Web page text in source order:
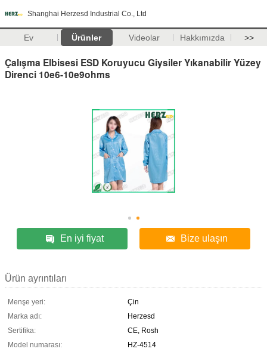
Shanghai Herzesd Industrial Co., Ltd
Ev Ürünler Videolar Hakkımızda >>
Çalışma Elbisesi ESD Koruyucu Giysiler Yıkanabilir Yüzey
Direnci 10e6-10e9ohms
En iyi fiyat Bize ulaşın
Ürün ayrıntıları
Menşe yeri:
Çin
Marka adı:
Herzesd
Sertifika:
CE, Rosh
Model numarası:
HZ-4514